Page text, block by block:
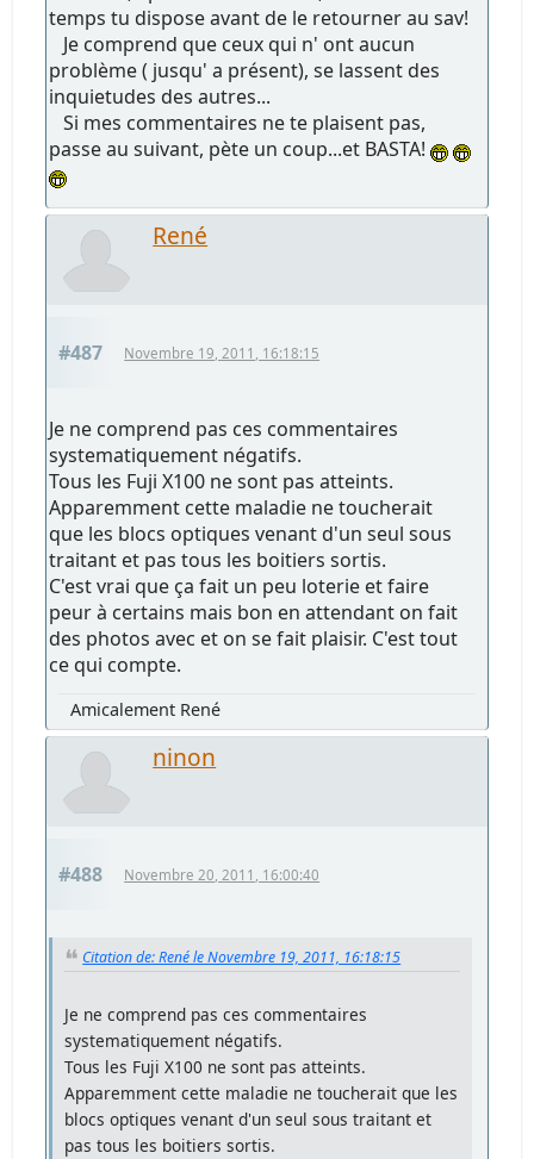
temps tu dispose avant de le retourner au sav!
Je comprend que ceux qui n' ont aucun
problème ( jusqu' a présent), se lassent des
inquietudes des autres...
Si mes commentaires ne te plaisent pas,
passe au suivant, pète un coup...et BASTA!
René
#487 Novembre 19, 2011, 16:18:15
Je ne comprend pas ces commentaires
systematiquement négatifs.
Tous les Fuji X100 ne sont pas atteints.
Apparemment cette maladie ne toucherait
que les blocs optiques venant d'un seul sous
traitant et pas tous les boitiers sortis.
C'est vrai que ça fait un peu loterie et faire
peur à certains mais bon en attendant on fait
des photos avec et on se fait plaisir. C'est tout
ce qui compte.
Amicalement René
ninon
#488 Novembre 20, 2011, 16:00:40
Citation de: René le Novembre 19, 2011, 16:18:15
Je ne comprend pas ces commentaires
systematiquement négatifs.
Tous les Fuji X100 ne sont pas atteints.
Apparemment cette maladie ne toucherait que les
blocs optiques venant d'un seul sous traitant et
pas tous les boitiers sortis.